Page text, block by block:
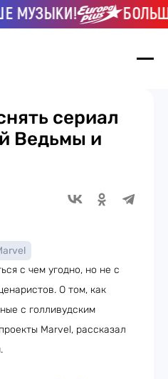
БОЛЬШЕ
сериал
Ведьмы и
с чем угодно, но не с
О том, как
с голливудским
Marvel, рассказал